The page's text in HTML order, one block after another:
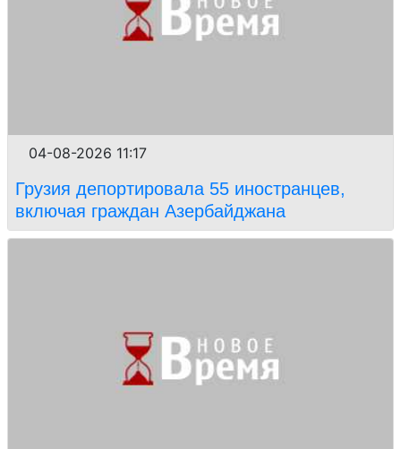
04-08-2026 11:17
Грузия депортировала 55 иностранцев,
включая граждан Азербайджана